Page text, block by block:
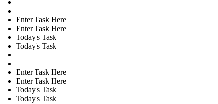
Enter Task Here
Enter Task Here
Today's Task
Today's Task
Enter Task Here
Enter Task Here
Today's Task
Today's Task